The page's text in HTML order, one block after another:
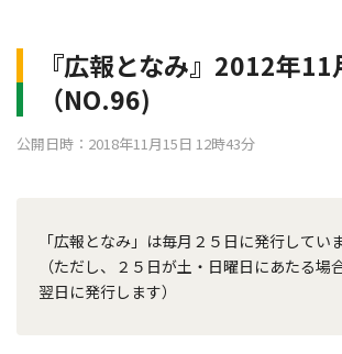
『広報となみ』2012年11
（NO.96)
公開日時：2018年11月15日 12時43分
「広報となみ」は毎月２５日に発行していま
（ただし、２５日が土・日曜日にあたる場
翌日に発行します）